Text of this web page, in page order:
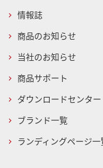
情報誌
商品のお知らせ
当社のお知らせ
商品サポート
ダウンロードセンター
ブランド一覧
ランディングページ一